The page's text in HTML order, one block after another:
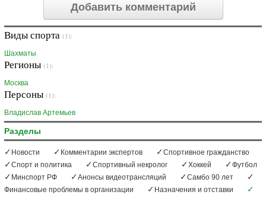
Добавить комментарий
Виды спорта (1):
Шахматы
Регионы (1):
Москва
Персоны (1):
Владислав Артемьев
Разделы
Новости Комментарии экспертов
Спортивное гражданство
Спорт и политика
Спортивный некролог Хоккей
Футбол
Минспорт РФ
Анонсы видеотрансляций
Самбо 90 лет
Финансовые проблемы в организации
Назначения и отставки